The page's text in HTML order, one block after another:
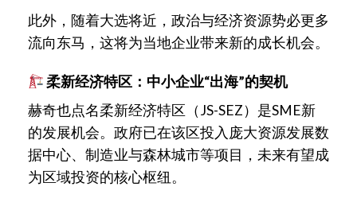
此外，随着大选将近，政治与经济资源势必更多
流向东马，这将为当地企业带来新的成长机会。
柔新经济特区：中小企业“出海”的契机
赫奇也点名柔新经济特区（JS-SEZ）是SME新
的发展机会。政府已在该区投入庞大资源发展数
据中心、制造业与森林城市等项目，未来有望成
为区域投资的核心枢纽。